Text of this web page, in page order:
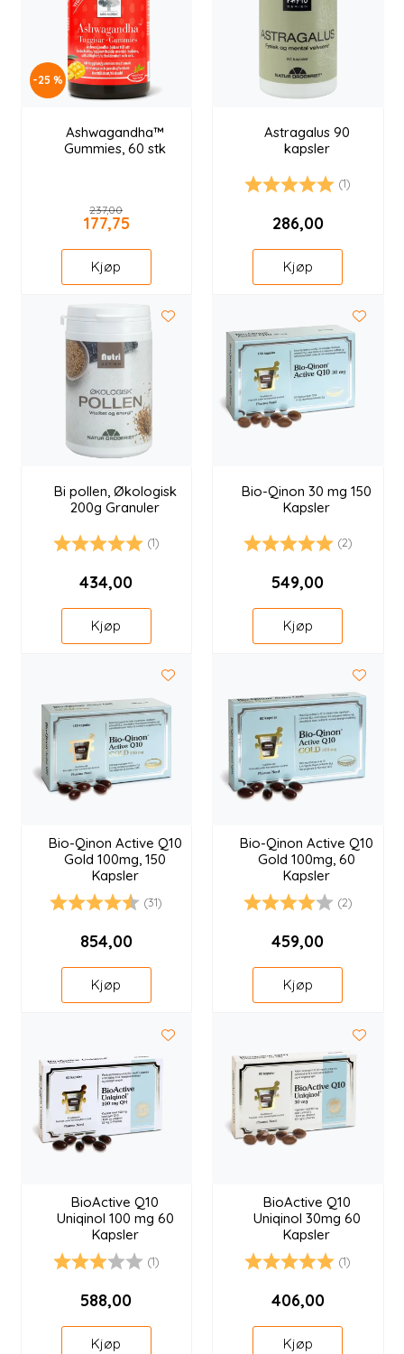
-25 %
Ashwagandha™
Gummies, 60 stk
237,00
177,75
Kjøp
Astragalus 90
kapsler
Karakter:
(1)
5.0 av 5 mulige
286,00
Kjøp
Bi pollen, Økologisk
200g Granuler
Karakter:
(1)
5.0 av 5 mulige
434,00
Kjøp
Bio-Qinon 30 mg 150
Kapsler
Karakter:
(2)
5.0 av 5 mulige
549,00
Kjøp
Bio-Qinon Active Q10
Gold 100mg, 150
Kapsler
Karakter:
(31)
4.7 av 5 mulige
854,00
Kjøp
Bio-Qinon Active Q10
Gold 100mg, 60
Kapsler
Karakter:
(2)
4.0 av 5 mulige
459,00
Kjøp
BioActive Q10
Uniqinol 100 mg 60
Kapsler
Karakter:
(1)
3.0 av 5 mulige
588,00
Kjøp
BioActive Q10
Uniqinol 30mg 60
Kapsler
Karakter:
(1)
5.0 av 5 mulige
406,00
Kjøp